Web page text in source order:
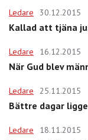
Ledare 30.12.2015
Kallad att tjäna
Ledare 16.12.2015
När Gud blev
Ledare 25.11.2015
Bättre dagar
Ledare 18.11.2015